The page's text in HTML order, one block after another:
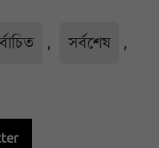
, সর্বশেষ ,